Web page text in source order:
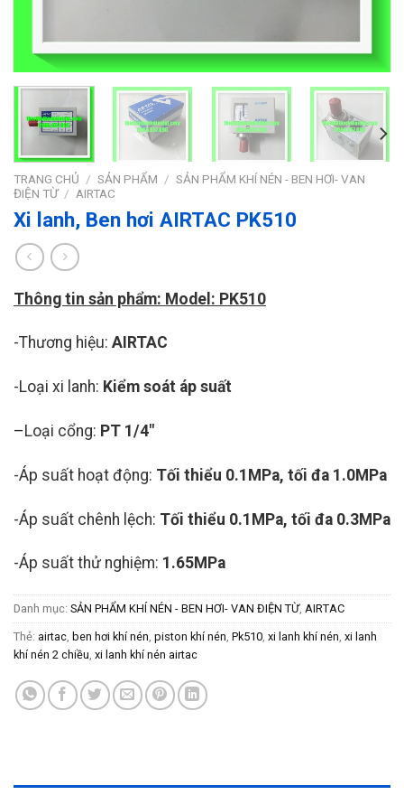
TRANG CHỦ / SẢN PHẨM / SẢN PHẨM KHÍ NÉN - BEN HƠI- VAN
ĐIỆN TỪ / AIRTAC
Xi lanh, Ben hơi AIRTAC PK510
Thông tin sản phẩm: Model: PK510
-Thương hiệu: AIRTAC
-Loại xi lanh: Kiểm soát áp suất
–Loại cổng: PT 1/4″
-Áp suất hoạt động: Tối thiểu 0.1MPa, tối đa 1.0MPa
-Áp suất chênh lệch: Tối thiểu 0.1MPa, tối đa 0.3MPa
-Áp suất thử nghiệm: 1.65MPa
Danh mục: SẢN PHẨM KHÍ NÉN - BEN HƠI- VAN ĐIỆN TỪ, AIRTAC
Thẻ: airtac, ben hơi khí nén, piston khí nén, Pk510, xi lanh khí nén, xi lanh
khí nén 2 chiều, xi lanh khí nén airtac